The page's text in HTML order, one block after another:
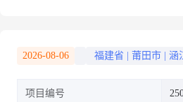
2026-08-06 福建省 莆田市 涵
项目编号